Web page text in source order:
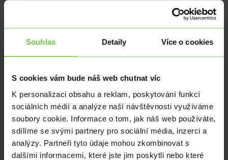
Souhlas Detaily Více o cookies
S cookies vám bude náš web chutnat víc
K personalizaci obsahu a reklam, poskytování funkcí
sociálních médií a analýze naší návštěvnosti využíváme
soubory cookie. Informace o tom, jak náš web používáte,
sdílíme se svými partnery pro sociální média, inzerci a
analýzy. Partneři tyto údaje mohou zkombinovat s
dalšími informacemi, které jste jim poskytli nebo které
Ekonomika
Sazby na dolaru sníženy o 50 bb. Letos se čeká ještě jedno snížení
o dalších 50 bb. O sazbách dnes rozhoduje také Britská
Ekonomika Ze zahraničí | | EUR USD
Nálada v Německu klesá
V září se ekonomická nálada v Německu propadla (ekonomicky
sentiment) na nejnižší úroveň za posledních 11 měsíců, přičemž
ZEW index…